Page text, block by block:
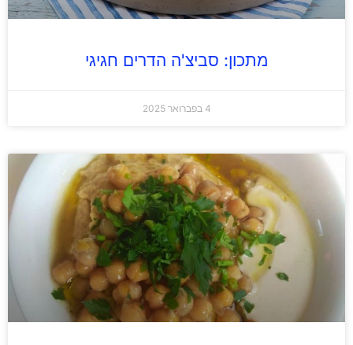
מתכון: סביצ'ה הדרים חגיגי
4 בפברואר 2025